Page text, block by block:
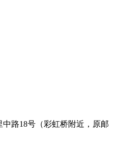
路18号（彩虹桥附近，原邮